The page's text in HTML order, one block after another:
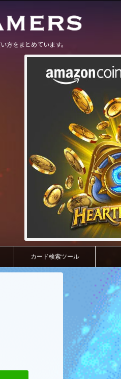
方をまとめています。
カード検索ツール